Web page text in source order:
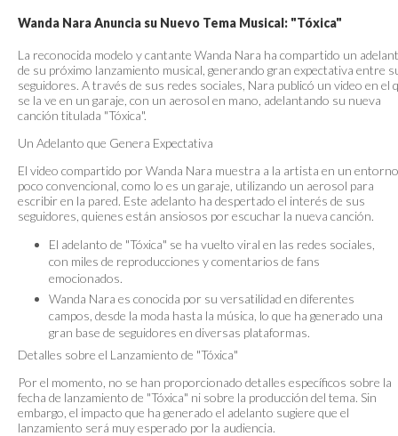
Wanda Nara Anuncia su Nuevo Tema Musical: "Tóxica"
La reconocida modelo y cantante Wanda Nara ha compartido un
de su próximo lanzamiento musical, generando gran expectativa entre
seguidores. A través de sus redes sociales, Nara publicó un video en el
se la ve en un garaje, con un aerosol en mano, adelantando su nueva
canción titulada "Tóxica".
Un Adelanto que Genera Expectativa
El video compartido por Wanda Nara muestra a la artista en un entorno
poco convencional, como lo es un garaje, utilizando un aerosol para
escribir en la pared. Este adelanto ha despertado el interés de sus
seguidores, quienes están ansiosos por escuchar la nueva canción.
El adelanto de "Tóxica" se ha vuelto viral en las redes sociales,
con miles de reproducciones y comentarios de fans
emocionados.
Wanda Nara es conocida por su versatilidad en diferentes
campos, desde la moda hasta la música, lo que ha generado una
gran base de seguidores en diversas plataformas.
Detalles sobre el Lanzamiento de "Tóxica"
Por el momento, no se han proporcionado detalles específicos sobre la
fecha de lanzamiento de "Tóxica" ni sobre la producción del tema. Sin
embargo, el impacto que ha generado el adelanto sugiere que el
lanzamiento será muy esperado por la audiencia.